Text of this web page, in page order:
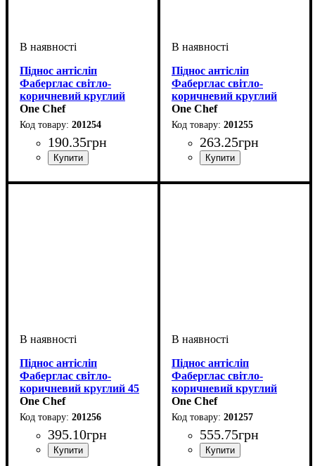
Піднос антісліп
Фаберглас світло-
коричневий круглий
35,5 см
One Chef
201254
190.35грн
Піднос антісліп
Фаберглас світло-
коричневий круглий
40,5 см
One Chef
201255
263.25грн
Піднос антісліп
Фаберглас світло-
коричневий круглий 45
см
One Chef
201256
395.10грн
Піднос антісліп
Фаберглас світло-
коричневий круглий
49,5 см
One Chef
201257
555.75грн